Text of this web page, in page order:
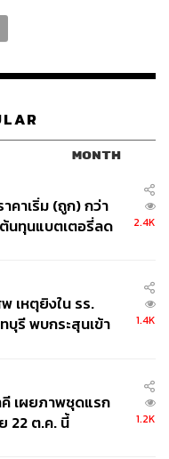
ชาวโอเซจก็จะมีรถ
ติดตามมาก็คือเหตุ
ของเหล่าเศรษฐีป้าย
ง Scorsese เกริ่นให้
ไปสอบสวนการตายที่น่า
MONTH
คาเริ่ม (ถูก) กว่า
นทุนแบตเตอรี่ลด
2.4K
เหตุยิงใน รร.
บุรี พบกระสุนเข้า
1.4K
เผยภาพชุดแรก
22 ต.ค. นี้
1.2K